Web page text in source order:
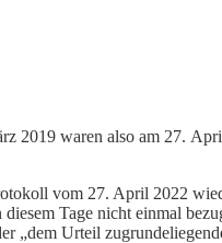
2019 waren also am 27.
vom 27. April 2022
Tage nicht einmal
„dem Urteil